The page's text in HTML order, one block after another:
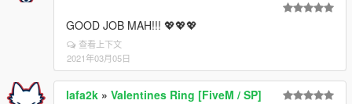
GOOD JOB MAH!!! 💖💖💖
查看上下文
2021年03月05日
lafa2k » Valentines Ring [FiveM / SP]